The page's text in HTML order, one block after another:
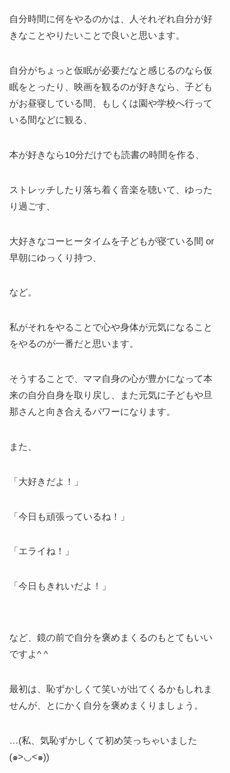
自分時間に何をやるのかは、人それぞれ自分が好
きなことやりたいことで良いと思います。
自分がちょっと仮眠が必要だなと感じるのなら仮
眠をとったり、映画を観るのが好きなら、子ども
がお昼寝している間、もしくは園や学校へ行って
いる間などに観る、
本が好きなら10分だけでも読書の時間を作る、
ストレッチしたり落ち着く音楽を聴いて、ゆった
り過ごす、
大好きなコーヒータイムを子どもが寝ている間 or
早朝にゆっくり持つ、
など。
私がそれをやることで心や身体が元気になること
をやるのが一番だと思います。
そうすることで、ママ自身の心が豊かになって本
来の自分自身を取り戻し、また元気に子どもや旦
那さんと向き合えるパワーになります。
また、
「大好きだよ！」
「今日も頑張っているね！」
「エライね！」
「今日もきれいだよ！」
など、鏡の前で自分を褒めまくるのもとてもいい
ですよ^ ^
最初は、恥ずかしくて笑いが出てくるかもしれま
せんが、とにかく自分を褒めまくりましょう。
…(私、気恥ずかしくて初め笑っちゃいました
(๑>◡<๑))